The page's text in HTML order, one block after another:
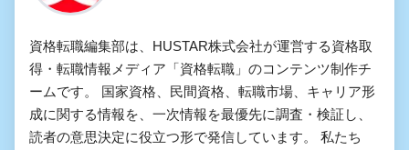
資格転職編集部は、HUSTAR株式会社が運営する資格取
得・転職情報メディア「資格転職」のコンテンツ制作チ
ームです。 国家資格、民間資格、転職市場、キャリア形
成に関する情報を、一次情報を最優先に調査・検証し、
読者の意思決定に役立つ形で発信しています。 私たち